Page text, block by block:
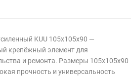
KUU 105x105x90 —
крепёжный элемент для
и ремонта. Размеры 105x105x90
прочность и универсальность